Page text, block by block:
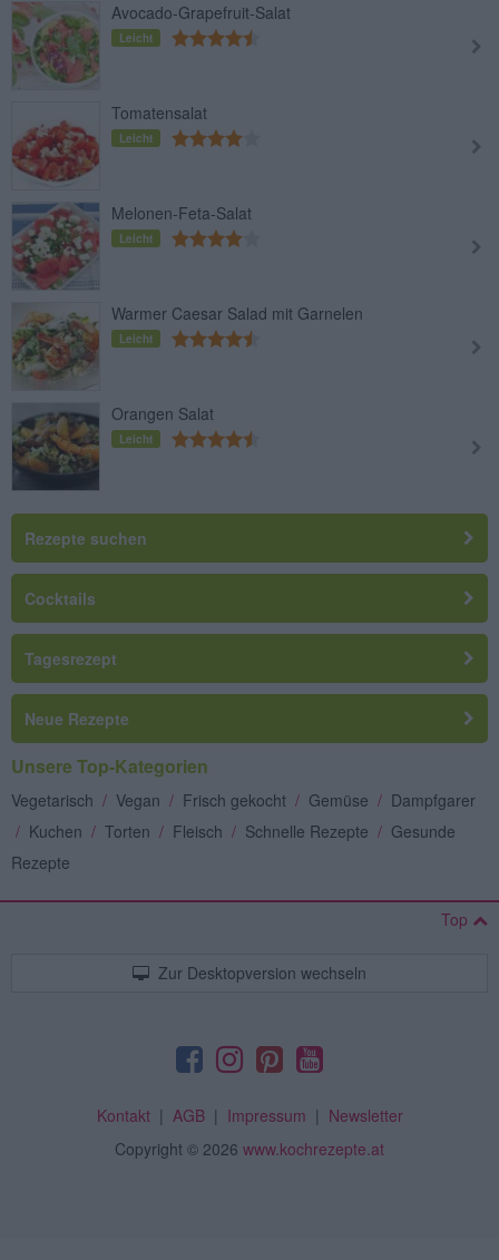
Avocado-Grapefruit-Salat
Leicht
Tomatensalat
Leicht
Melonen-Feta-Salat
Leicht
Warmer Caesar Salad mit Garnelen
Leicht
Orangen Salat
Leicht
Rezepte suchen
Cocktails
Tagesrezept
Neue Rezepte
Unsere Top-Kategorien
Vegetarisch / Vegan / Frisch gekocht / Gemüse / Dampfgarer
/ Kuchen / Torten / Fleisch / Schnelle Rezepte / Gesunde
Rezepte
Top
Zur Desktopversion wechseln
Kontakt| AGB| Impressum | Newsletter
Copyright © 2026 www.kochrezepte.at